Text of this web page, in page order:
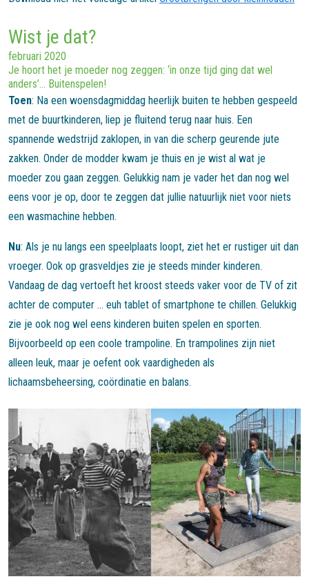
Wist je dat?
februari 2020
Je hoort het je moeder nog zeggen: ‘in onze tijd ging dat wel
anders’… Buitenspelen!
Toen: Na een woensdagmiddag heerlijk buiten te hebben gespeeld
met de buurtkinderen, liep je fluitend terug naar huis. Een
spannende wedstrijd zaklopen, in van die scherp geurende jute
zakken. Onder de modder kwam je thuis en je wist al wat je
moeder zou gaan zeggen. Gelukkig nam je vader het dan nog wel
eens voor je op, door te zeggen dat jullie natuurlijk niet voor niets
een wasmachine hebben.
Nu: Als je nu langs een speelplaats loopt, ziet het er rustiger uit dan
vroeger. Ook op grasveldjes zie je steeds minder kinderen.
Vandaag de dag vertoeft het kroost steeds vaker voor de TV of zit
achter de computer … euh tablet of smartphone te chillen. Gelukkig
zie je ook nog wel eens kinderen buiten spelen en sporten.
Bijvoorbeeld op een coole trampoline. En trampolines zijn niet
alleen leuk, maar je oefent ook vaardigheden als
lichaamsbeheersing, coördinatie en balans.